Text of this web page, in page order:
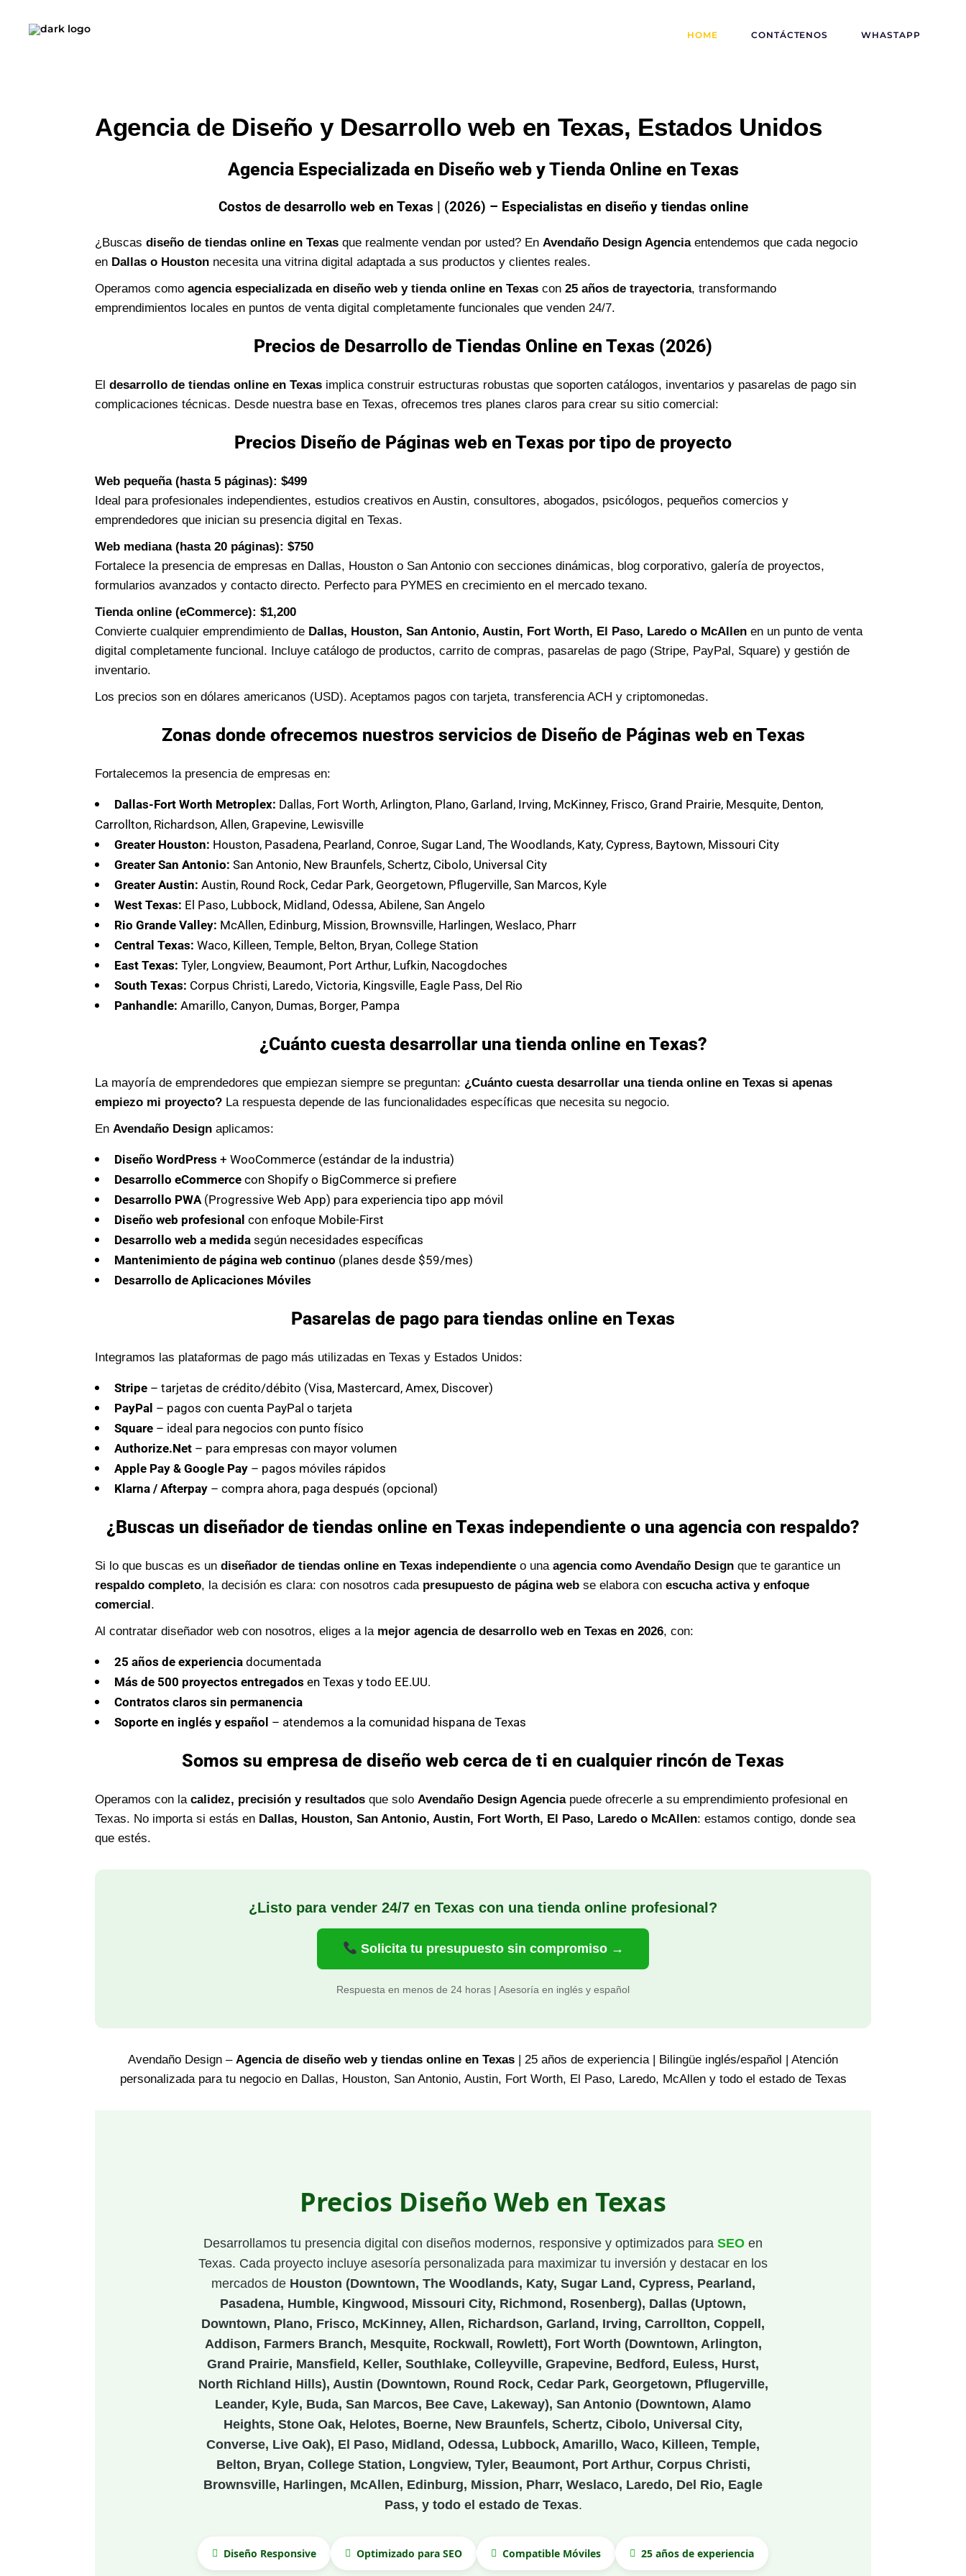
HOME CONTÁCTENOS WHASTAPP
Agencia de Diseño y Desarrollo web en Texas, Estados Unidos
Agencia Especializada en Diseño web y Tienda Online en Texas
Costos de desarrollo web en Texas | (2026) – Especialistas en diseño y tiendas online
¿Buscas diseño de tiendas online en Texas que realmente vendan por usted? En Avendaño Design Agenciaentendemos que cada negocio
en Dallas o Houston necesita una vitrina digital adaptada a sus productos y clientes reales.
Operamos como agencia especializada en diseño web y tienda online en Texas con 25 años de trayectoria, transformando
emprendimientos locales en puntos de venta digital completamente funcionales que venden 24/7.
Precios de Desarrollo de Tiendas Online en Texas (2026)
El desarrollo de tiendas online en Texas implica construir estructuras robustas que soporten catálogos, inventarios y pasarelas de pago sin
complicaciones técnicas. Desde nuestra base en Texas, ofrecemos tres planes claros para crear su sitio comercial:
Precios Diseño de Páginas web en Texas por tipo de proyecto
Web pequeña (hasta 5 páginas): $499
Ideal para profesionales independientes, estudios creativos en Austin, consultores, abogados, psicólogos, pequeños comercios y
emprendedores que inician su presencia digital en Texas.
Web mediana (hasta 20 páginas): $750
Fortalece la presencia de empresas en Dallas, Houston o San Antonio con secciones dinámicas, blog corporativo, galería de proyectos,
formularios avanzados y contacto directo. Perfecto para PYMES en crecimiento en el mercado texano.
Tienda online (eCommerce): $1,200
Convierte cualquier emprendimiento de Dallas, Houston, San Antonio, Austin, Fort Worth, El Paso, Laredo o McAllen en un punto de venta
digital completamente funcional. Incluye catálogo de productos, carrito de compras, pasarelas de pago (Stripe, PayPal, Square) y gestión de
inventario.
Los precios son en dólares americanos (USD). Aceptamos pagos con tarjeta, transferencia ACH y criptomonedas.
Zonas donde ofrecemos nuestros servicios de Diseño de Páginas web en Texas
Fortalecemos la presencia de empresas en:
Dallas-Fort Worth Metroplex: Dallas, Fort Worth, Arlington, Plano, Garland, Irving, McKinney, Frisco, Grand Prairie, Mesquite, Denton,
Carrollton, Richardson, Allen, Grapevine, Lewisville
Greater Houston: Houston, Pasadena, Pearland, Conroe, Sugar Land, The Woodlands, Katy, Cypress, Baytown, Missouri City
Greater San Antonio: San Antonio, New Braunfels, Schertz, Cibolo, Universal City
Greater Austin: Austin, Round Rock, Cedar Park, Georgetown, Pflugerville, San Marcos, Kyle
West Texas: El Paso, Lubbock, Midland, Odessa, Abilene, San Angelo
Rio Grande Valley: McAllen, Edinburg, Mission, Brownsville, Harlingen, Weslaco, Pharr
Central Texas: Waco, Killeen, Temple, Belton, Bryan, College Station
East Texas: Tyler, Longview, Beaumont, Port Arthur, Lufkin, Nacogdoches
South Texas: Corpus Christi, Laredo, Victoria, Kingsville, Eagle Pass, Del Rio
Panhandle: Amarillo, Canyon, Dumas, Borger, Pampa
¿Cuánto cuesta desarrollar una tienda online en Texas?
La mayoría de emprendedores que empiezan siempre se preguntan: ¿Cuánto cuesta desarrollar una tienda online en Texas si apenas
empiezo mi proyecto? La respuesta depende de las funcionalidades específicas que necesita su negocio.
En Avendaño Design aplicamos:
Diseño WordPress + WooCommerce (estándar de la industria)
Desarrollo eCommerce con Shopify o BigCommerce si prefiere
Desarrollo PWA(Progressive Web App) para experiencia tipo app móvil
Diseño web profesional con enfoque Mobile-First
Desarrollo web a medida según necesidades específicas
Mantenimiento de página web continuo (planes desde $59/mes)
Desarrollo de Aplicaciones Móviles
Pasarelas de pago para tiendas online en Texas
Integramos las plataformas de pago más utilizadas en Texas y Estados Unidos:
Stripe – tarjetas de crédito/débito (Visa, Mastercard, Amex, Discover)
PayPal – pagos con cuenta PayPal o tarjeta
Square – ideal para negocios con punto físico
Authorize.Net – para empresas con mayor volumen
Apple Pay & Google Pay – pagos móviles rápidos
Klarna / Afterpay – compra ahora, paga después (opcional)
¿Buscas un diseñador de tiendas online en Texas independiente o una agencia con respaldo?
Si lo que buscas es un diseñador de tiendas online en Texas independiente o una agencia como Avendaño Design que te garantice un
respaldo completo, la decisión es clara: con nosotros cada presupuesto de página web se elabora con escucha activa y enfoque
comercial.
Al contratar diseñador web con nosotros, eliges a la mejor agencia de desarrollo web en Texas en 2026, con:
25 años de experiencia documentada
Más de 500 proyectos entregados en Texas y todo EE.UU.
Contratos claros sin permanencia
Soporte en inglés y español – atendemos a la comunidad hispana de Texas
Somos su empresa de diseño web cerca de ti en cualquier rincón de Texas
Operamos con la calidez, precisión y resultados que solo Avendaño Design Agenciapuede ofrecerle a su emprendimiento profesional en
Texas. No importa si estás en Dallas, Houston, San Antonio, Austin, Fort Worth, El Paso, Laredo o McAllen: estamos contigo, donde sea
que estés.
¿Listo para vender 24/7 en Texas con una tienda online profesional?
Solicita tu presupuesto sin compromiso →
Respuesta en menos de 24 horas | Asesoría en inglés y español
Avendaño Design – Agencia de diseño web y tiendas online en Texas | 25 años de experiencia | Bilingüe inglés/español | Atención
personalizada para tu negocio en Dallas, Houston, San Antonio, Austin, Fort Worth, El Paso, Laredo, McAllen y todo el estado de Texas
Precios Diseño Web en Texas
Desarrollamos tu presencia digital con diseños modernos, responsive y optimizados para SEO en
Texas. Cada proyecto incluye asesoría personalizada para maximizar tu inversión y destacar en los
mercados de Houston (Downtown, The Woodlands, Katy, Sugar Land, Cypress, Pearland,
Pasadena, Humble, Kingwood, Missouri City, Richmond, Rosenberg), Dallas (Uptown,
Downtown, Plano, Frisco, McKinney, Allen, Richardson, Garland, Irving, Carrollton, Coppell,
Addison, Farmers Branch, Mesquite, Rockwall, Rowlett), Fort Worth (Downtown, Arlington,
Grand Prairie, Mansfield, Keller, Southlake, Colleyville, Grapevine, Bedford, Euless, Hurst,
North Richland Hills), Austin (Downtown, Round Rock, Cedar Park, Georgetown, Pflugerville,
Leander, Kyle, Buda, San Marcos, Bee Cave, Lakeway), San Antonio (Downtown, Alamo
Heights, Stone Oak, Helotes, Boerne, New Braunfels, Schertz, Cibolo, Universal City,
Converse, Live Oak), El Paso, Midland, Odessa, Lubbock, Amarillo, Waco, Killeen, Temple,
Belton, Bryan, College Station, Longview, Tyler, Beaumont, Port Arthur, Corpus Christi,
Brownsville, Harlingen, McAllen, Edinburg, Mission, Pharr, Weslaco, Laredo, Del Rio, Eagle
Pass, y todo el estado de Texas.
Diseño Responsive Optimizado para SEO Compatible Móviles 25 años de experiencia